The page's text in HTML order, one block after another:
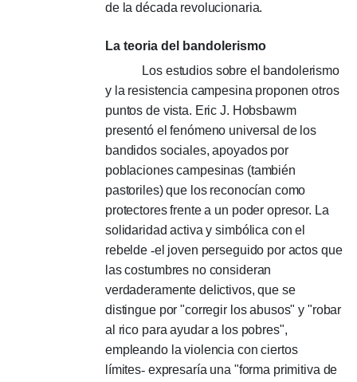
de la década revolucionaria.
La teoria del bandolerismo
Los estudios sobre el bandolerismo
y la resistencia campesina proponen otros
puntos de vista. Eric J. Hobsbawm
presentó el fenómeno universal de los
bandidos sociales, apoyados por
poblaciones campesinas (también
pastoriles) que los reconocían como
protectores frente a un poder opresor. La
solidaridad activa y simbólica con el
rebelde -el joven perseguido por actos que
las costumbres no consideran
verdaderamente delictivos, que se
distingue por "corregir los abusos" y "robar
al rico para ayudar a los pobres",
empleando la violencia con ciertos
límites- expresaría una "forma primitiva de